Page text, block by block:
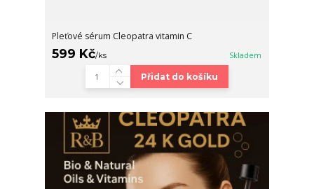
Pleťové sérum Cleopatra vitamin C
599 Kč/ks Skladem
Přidat do košíku